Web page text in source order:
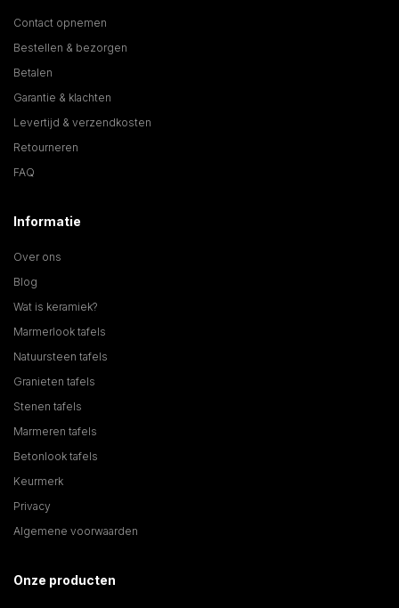
Contact opnemen
Bestellen & bezorgen
Betalen
Garantie & klachten
Levertijd & verzendkosten
Retourneren
FAQ
Informatie
Over ons
Blog
Wat is keramiek?
Marmerlook tafels
Natuursteen tafels
Granieten tafels
Stenen tafels
Marmeren tafels
Betonlook tafels
Keurmerk
Privacy
Algemene voorwaarden
Onze producten